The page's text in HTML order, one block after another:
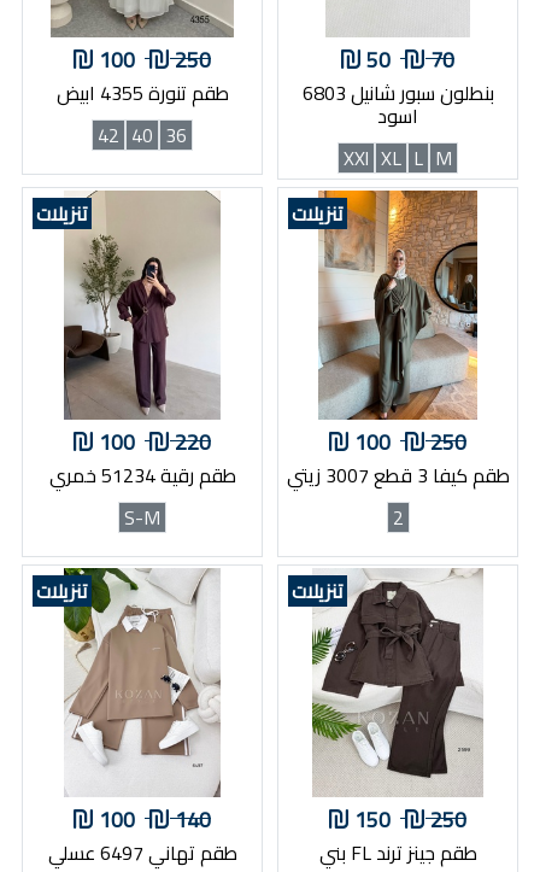
70
50
بنطلون سبور شانيل 6803
اسود
M
L
XL
XXl
250
100
طقم تنورة 4355 ابيض
36
40
42
تنزيلات
250
100
طقم كيفا 3 قطع 3007 زيتي
2
تنزيلات
220
100
طقم رقية 51234 خمري
S-M
تنزيلات
250
150
طقم جينز ترند FL بني
تنزيلات
140
100
طقم تهاني 6497 عسلي